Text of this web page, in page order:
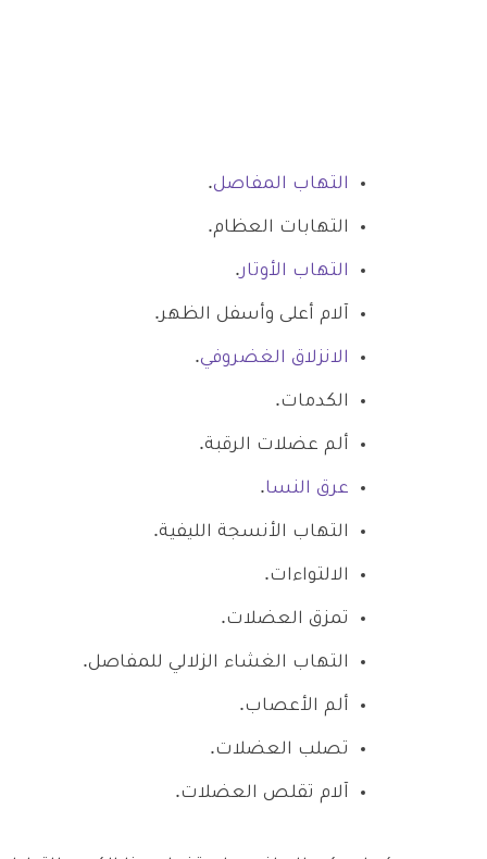
التهاب المفاصل.
التهابات العظام.
التهاب الأوتار.
آلام أعلى وأسفل الظهر.
الانزلاق الغضروفي.
الكدمات.
ألم عضلات الرقبة.
عرق النسا.
التهاب الأنسجة الليفية.
الالتواءات.
تمزق العضلات.
التهاب الغشاء الزلالي للمفاصل.
ألم الأعصاب.
تصلب العضلات.
آلام تقلص العضلات.